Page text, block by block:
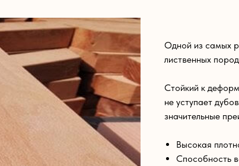
Одной из самых
лиственных
Стойкий к
не уступает
значительные
Высокая
Способность